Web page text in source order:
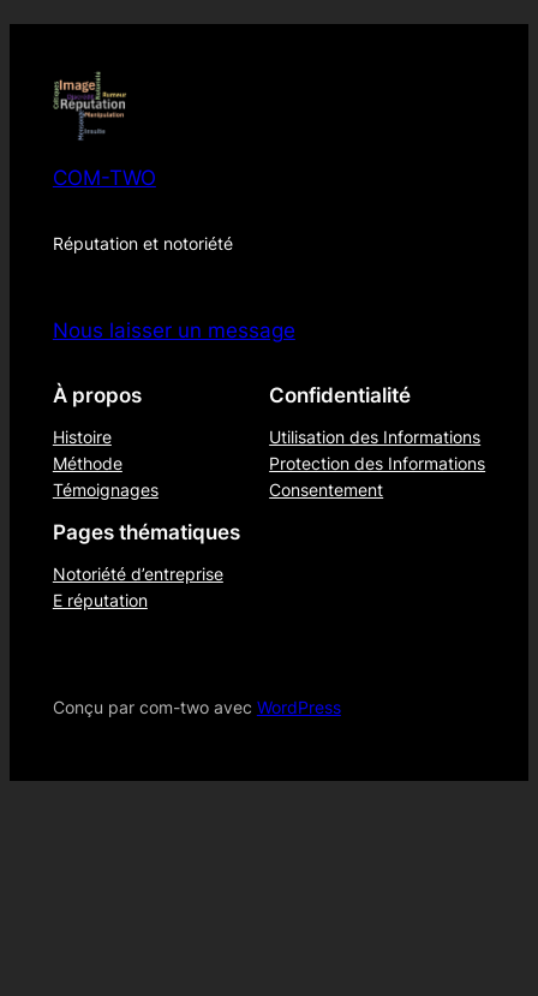
COM-TWO
Réputation et notoriété
Nous laisser un message
À propos
Histoire
Méthode
Témoignages
Confidentialité
Utilisation des Informations
Protection des Informations
Consentement
Pages thématiques
Notoriété d’entreprise
E réputation
Conçu par com-two avec WordPress